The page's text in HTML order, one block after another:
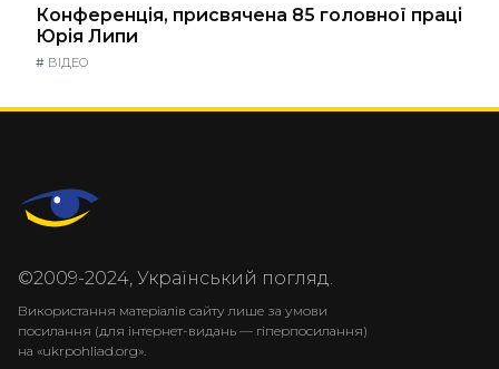
Конференція, присвячена 85 головної праці
Юрія Липи
# ВІДЕО
©2009-2024, Український погляд.
Використання матеріалів сайту лише за умови
посилання (для інтернет-видань — гіперпосилання)
на «ukrpohliad.org».